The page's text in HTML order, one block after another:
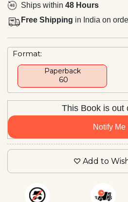
Ships within 48 Hours
Free Shipping in India on
Format:
Paperback
₹ 60
This Book is out
Notify Me
Add to